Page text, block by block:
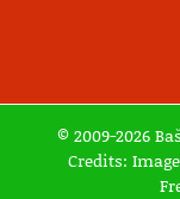
© 2009-2026
Credits: